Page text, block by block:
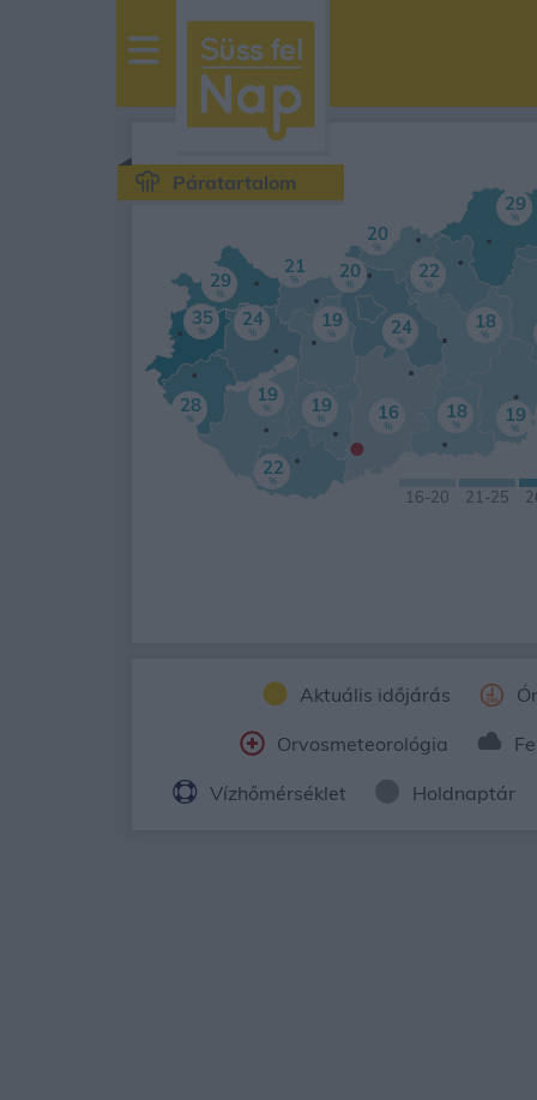
sussfelnap.hu
időjárás
Páratartalom
•
19
%
24
%
22
%
29
%
19
% 16
%
29
%
22
%
20
%
18
%
19
%
19
%
18
%
35
%
21
% 20
%
24
%
28
%
16-20 21-25
Aktuális időjárás
Orvosmeteorológia
Vízhőmérséklet Holdnaptár